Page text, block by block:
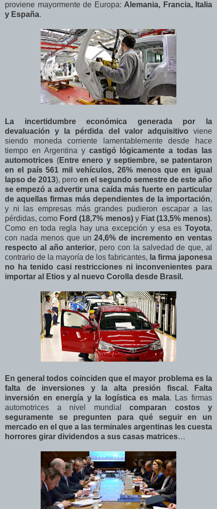
proviene mayormente de Europa: Alemania, Francia, Italia
y España.
La incertidumbre económica generada por la
devaluación y la pérdida del valor adquisitivo viene
siendo moneda corriente lamentablemente desde hace
tiempo en Argentina y castigó lógicamente a todas las
automotrices (Entre enero y septiembre, se patentaron
en el país 561 mil vehículos, 26% menos que en igual
lapso de 2013), pero en el segundo semestre de este año
se empezó a advertir una caída más fuerte en particular
de aquellas firmas más dependientes de la importación,
y ni las empresas más grandes pudieron escapar a las
pérdidas, como Ford (18,7% menos) y Fiat (13,5% menos).
Como en toda regla hay una excepción y esa es Toyota,
con nada menos que un 24,6% de incremento en ventas
respecto al año anterior, pero con la salvedad de que, al
contrario de la mayoría de los fabricantes, la firma japonesa
no ha tenido casi restricciones ni inconvenientes para
importar al Etios y al nuevo Corolla desde Brasil.
En general todos coinciden que el mayor problema es la
falta de inversiones y la alta presión fiscal. Falta
inversión en energía y la logística es mala. Las firmas
automotrices a nivel mundial comparan costos y
seguramente se pregunten para qué seguir en un
mercado en el que a las terminales argentinas les cuesta
horrores girar dividendos a sus casas matrices…